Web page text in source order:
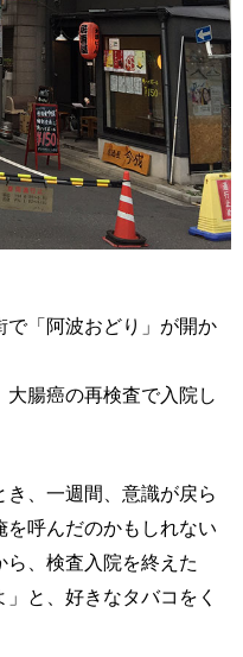
で「阿波おどり」が開か
腸癌の再検査で入院し
き、一週間、意識が戻ら
呼んだのかもしれない
、検査入院を終えた
と、好きなタバコをく